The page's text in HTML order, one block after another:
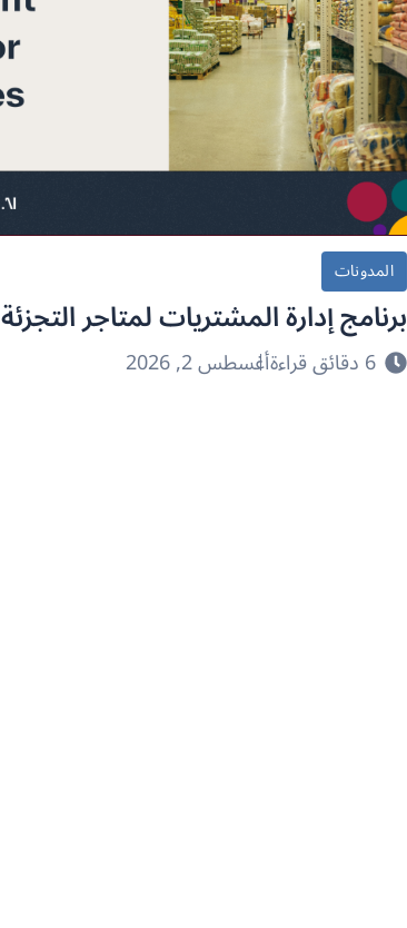
المدونات
برنامج إدارة المشتريات لمتاجر التجزئة
6 دقائق قراءة أغسطس 2, 2026